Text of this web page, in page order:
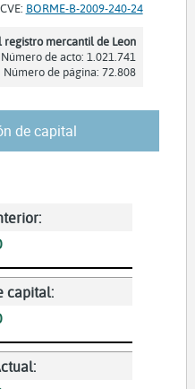
CVE: BORME-B-2009-240-24
registro mercantil de Leon
Número de acto: 1.021.741
Número de página: 72.808
de capital
capital: